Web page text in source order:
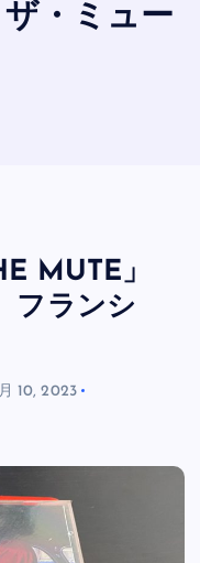
・ミュー
MUTE」
フランシ
10, 2023